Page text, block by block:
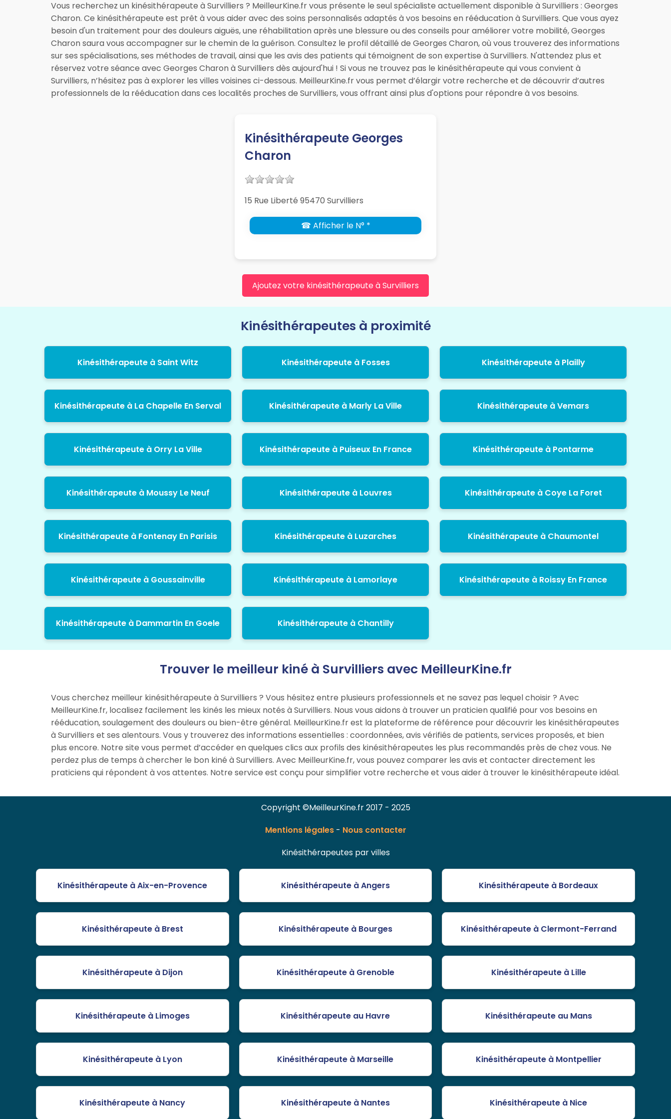
Vous recherchez un kinésithérapeute à Survilliers ? MeilleurKine.fr vous présente le seul spécialiste actuellement disponible à Survilliers : Georges
Charon. Ce kinésithérapeute est prêt à vous aider avec des soins personnalisés adaptés à vos besoins en rééducation à Survilliers. Que vous ayez
besoin d'un traitement pour des douleurs aiguës, une réhabilitation après une blessure ou des conseils pour améliorer votre mobilité, Georges
Charon saura vous accompagner sur le chemin de la guérison. Consultez le profil détaillé de Georges Charon, où vous trouverez des informations
sur ses spécialisations, ses méthodes de travail, ainsi que les avis des patients qui témoignent de son expertise à Survilliers. N'attendez plus et
réservez votre séance avec Georges Charon à Survilliers dès aujourd'hui ! Si vous ne trouvez pas le kinésithérapeute qui vous convient à
Survilliers, n’hésitez pas à explorer les villes voisines ci-dessous. MeilleurKine.fr vous permet d’élargir votre recherche et de découvrir d’autres
professionnels de la rééducation dans ces localités proches de Survilliers, vous offrant ainsi plus d'options pour répondre à vos besoins.
Kinésithérapeute Georges
Charon
15 Rue Liberté 95470 Survilliers
☎ Afficher le N° *
Ajoutez votre kinésithérapeute à Survilliers
Kinésithérapeutes à proximité
Kinésithérapeute à Saint Witz Kinésithérapeute à Fosses Kinésithérapeute à Plailly
Kinésithérapeute à La Chapelle En Serval Kinésithérapeute à Marly La Ville Kinésithérapeute à Vemars
Kinésithérapeute à Orry La Ville Kinésithérapeute à Puiseux En France Kinésithérapeute à Pontarme
Kinésithérapeute à Moussy Le Neuf Kinésithérapeute à Louvres Kinésithérapeute à Coye La Foret
Kinésithérapeute à Fontenay En Parisis Kinésithérapeute à Luzarches Kinésithérapeute à Chaumontel
Kinésithérapeute à Goussainville Kinésithérapeute à Lamorlaye Kinésithérapeute à Roissy En France
Kinésithérapeute à Dammartin En Goele Kinésithérapeute à Chantilly
Trouver le meilleur kiné à Survilliers avec MeilleurKine.fr
Vous cherchez meilleur kinésithérapeute à Survilliers ? Vous hésitez entre plusieurs professionnels et ne savez pas lequel choisir ? Avec
MeilleurKine.fr, localisez facilement les kinés les mieux notés à Survilliers. Nous vous aidons à trouver un praticien qualifié pour vos besoins en
rééducation, soulagement des douleurs ou bien-être général. MeilleurKine.fr est la plateforme de référence pour découvrir les kinésithérapeutes
à Survilliers et ses alentours. Vous y trouverez des informations essentielles : coordonnées, avis vérifiés de patients, services proposés, et bien
plus encore. Notre site vous permet d’accéder en quelques clics aux profils des kinésithérapeutes les plus recommandés près de chez vous. Ne
perdez plus de temps à chercher le bon kiné à Survilliers. Avec MeilleurKine.fr, vous pouvez comparer les avis et contacter directement les
praticiens qui répondent à vos attentes. Notre service est conçu pour simplifier votre recherche et vous aider à trouver le kinésithérapeute idéal.
Copyright ©MeilleurKine.fr 2017 - 2025
Mentions légales- Nous contacter
Kinésithérapeutes par villes
Kinésithérapeute à Aix-en-Provence Kinésithérapeute à Angers Kinésithérapeute à Bordeaux
Kinésithérapeute à Brest Kinésithérapeute à Bourges Kinésithérapeute à Clermont-Ferrand
Kinésithérapeute à Dijon Kinésithérapeute à Grenoble Kinésithérapeute à Lille
Kinésithérapeute à Limoges Kinésithérapeute au Havre Kinésithérapeute au Mans
Kinésithérapeute à Lyon Kinésithérapeute à Marseille Kinésithérapeute à Montpellier
Kinésithérapeute à Nancy Kinésithérapeute à Nantes Kinésithérapeute à Nice